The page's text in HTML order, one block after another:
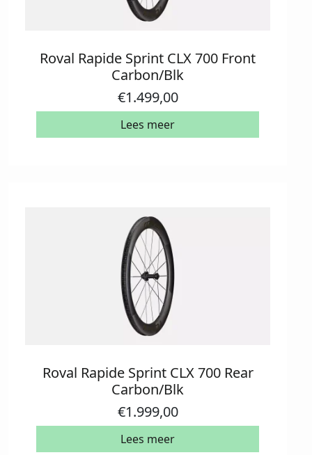
Roval Rapide Sprint CLX 700 Front
Carbon/Blk
€1.499,00
Lees meer
Roval Rapide Sprint CLX 700 Rear
Carbon/Blk
€1.999,00
Lees meer